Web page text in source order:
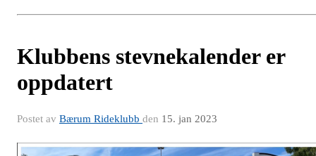
Klubbens stevnekalender er
oppdatert
Postet av Bærum Rideklubb den 15. jan 2023